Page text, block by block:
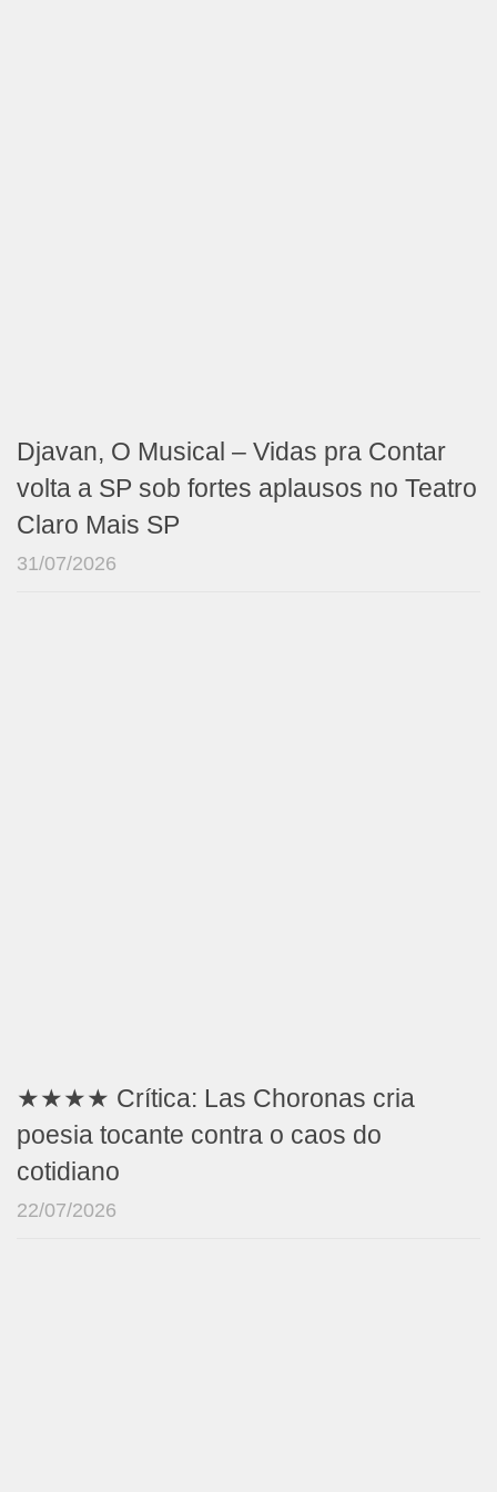
Djavan, O Musical – Vidas pra Contar
volta a SP sob fortes aplausos no Teatro
Claro Mais SP
31/07/2026
★★★★ Crítica: Las Choronas cria
poesia tocante contra o caos do
cotidiano
22/07/2026